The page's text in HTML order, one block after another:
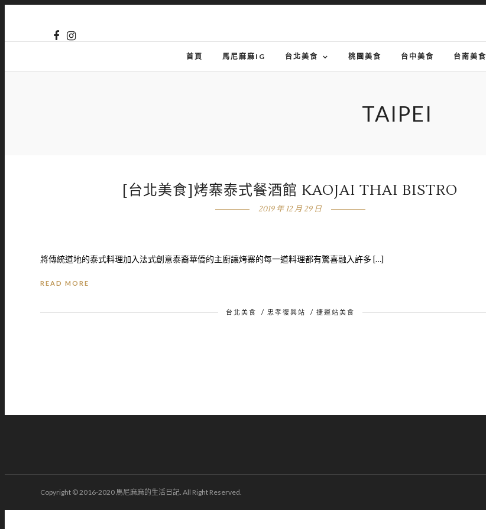
首頁 馬尼麻麻IG 台北美食 桃園美食 台中美食 台南美食
TAIPEI
[台北美食]烤寨泰式餐酒館 KAOJAI THAI BISTRO
2019 年 12 月 29 日
將傳統道地的泰式料理加入法式創意泰裔華僑的主廚讓烤寨的每一道料理都有驚喜融入許多 […]
READ MORE
台北美食 / 忠孝復興站 / 捷運站美食
Copyright © 2016-2020 馬尼麻麻的生活日記. All Right Reserved.